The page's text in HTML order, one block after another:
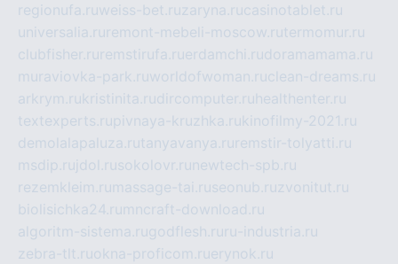
regionufa.ruweiss-bet.ruzaryna.rucasinotablet.ru
universalia.ru remont-mebeli-moscow.rutermomur.ru
clubfisher.ru remstirufa.ruerdamchi.rudoramamama.ru
muraviovka-park.ruworldofwoman.ruclean-dreams.ru
arkrym.rukristinita.rudircomputer.ru healthenter.ru
textexperts.rupivnaya-kruzhka.rukinofilmy-2021.ru
demolalapaluza.rutanyavanya.ru remstir-tolyatti.ru
msdip.ru jdol.rusokolovr.ru newtech-spb.ru
rezemkleim.ru massage-tai.ruseonub.ruzvonitut.ru
biolisichka24.ru mncraft-download.ru
algoritm-sistema.rugodflesh.ru ru-industria.ru
zebra-tlt.ruokna-proficom.ruerynok.ru